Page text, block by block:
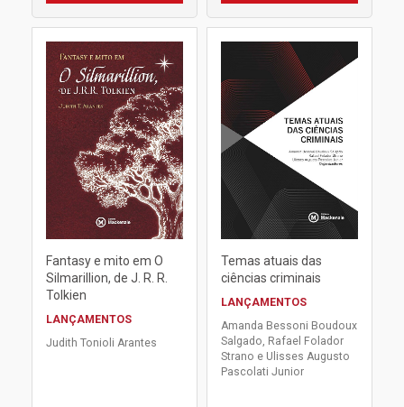
Fantasy e mito em O
Silmarillion, de J. R. R.
Tolkien
LANÇAMENTOS
Judith Tonioli Arantes
Temas atuais das
ciências criminais
LANÇAMENTOS
Amanda Bessoni Boudoux
Salgado, Rafael Folador
Strano e Ulisses Augusto
Pascolati Junior